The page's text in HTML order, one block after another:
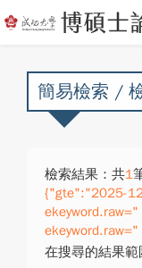
簡易檢索 /
檢索結果：共1
{"gte":"2025-
ekeyword.raw="
在搜尋的結果範